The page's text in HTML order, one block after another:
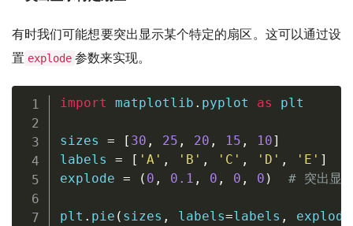
有时我们可能想要突出显示某个特定的扇区。这可以通过设
置 explode 参数来实现。
import matplotlib . pyplot as plt
sizes = [ 30 , 25 , 20 , 15 , 10]
labels = [ 'A' , 'B' , 'C' , 'D' , 'E' ]
explode = ( 0 , 0.1 , 0 , 0 , 0 ) # 突出显
plt . pie ( sizes , labels=labels , explode